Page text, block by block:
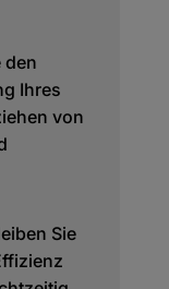
den
Ihres
von
Sie